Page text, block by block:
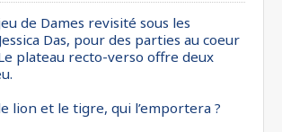
de Dames revisité sous les
Das, pour des parties au coeur
plateau recto-verso offre deux
lion et le tigre, qui l’emportera ?